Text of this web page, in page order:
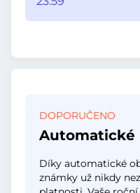
DOPORUČENO
Automatické
Díky automatické
známky už nikdy